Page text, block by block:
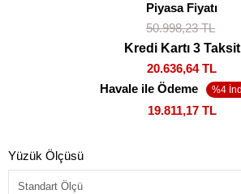
Piyasa Fiyatı
50.998,23 TL
Kredi Kartı 3 Taksit
20.636,64 TL
Havale ile Ödeme
19.811,17 TL
Yüzük Ölçüsü